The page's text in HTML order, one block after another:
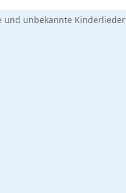
und unbekannte Kinderlieder